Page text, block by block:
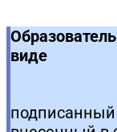
виде